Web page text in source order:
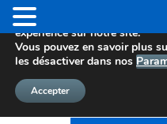
Nous utilisons des cookies
expérience sur notre site.
Vous pouvez en savoir plus
les désactiver dans nos
Accepter